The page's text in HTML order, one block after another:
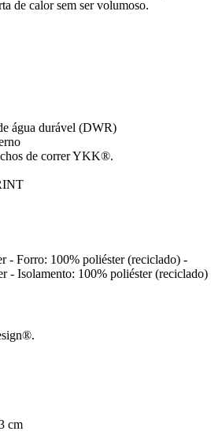
de calor sem ser volumoso.
água durável (DWR)
de correr YKK®.
- Forro: 100% poliéster (reciclado) -
- Isolamento: 100% poliéster (reciclado)
cm